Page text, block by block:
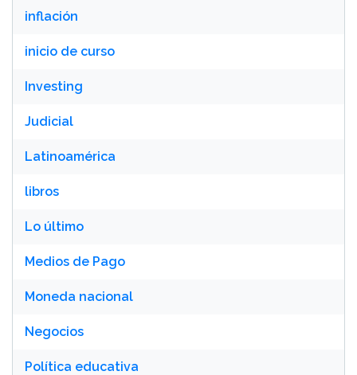
inflación
inicio de curso
Investing
Judicial
Latinoamérica
libros
Lo último
Medios de Pago
Moneda nacional
Negocios
Política educativa